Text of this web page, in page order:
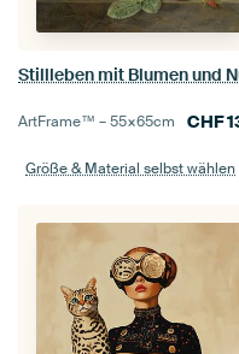
ArtFrame™ –55×65cm CHF
Größe & Material selbst wählen